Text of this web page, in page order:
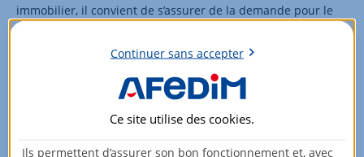
immobilier, il convient de s’assurer de la demande pour le
ou les biens détenus par la SCPI.
Continuer sans accepter
Ce site utilise des cookies.
Ils permettent d’assurer son bon fonctionnement et, avec